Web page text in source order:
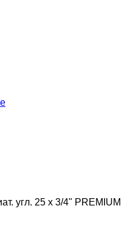
угл. 25 х 3/4" PREMIUM